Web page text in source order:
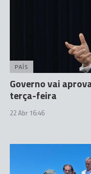
PAÍS
Governo vai
terça-feira
22 Abr 16:46